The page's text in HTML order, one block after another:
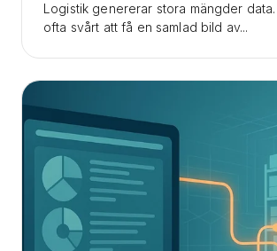
Logistik genererar stora mängder
ofta svårt att få en samlad bild av...